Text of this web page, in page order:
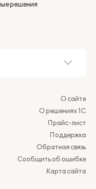
решения
О сайте
О решениях 1С
Прайс-лист
Поддержка
Обратная связь
Сообщить об ошибке
Карта сайта